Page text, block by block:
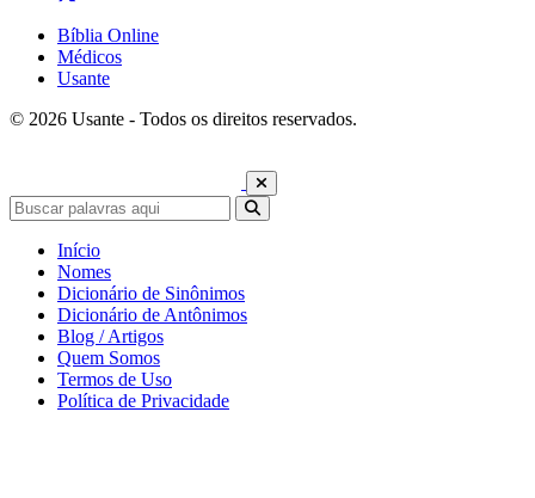
Bíblia Online
Médicos
Usante
© 2026 Usante - Todos os direitos reservados.
Início
Nomes
Dicionário de Sinônimos
Dicionário de Antônimos
Blog / Artigos
Quem Somos
Termos de Uso
Política de Privacidade